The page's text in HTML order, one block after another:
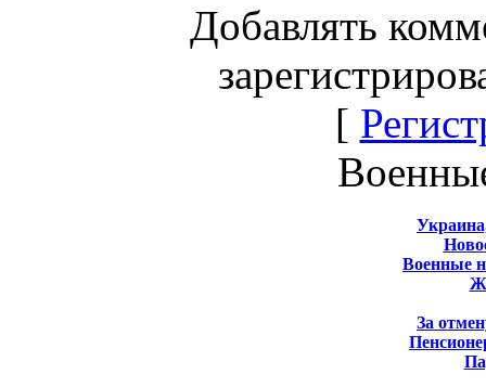
Добавлять
[
Военные
За